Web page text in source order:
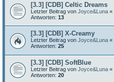
[3.3] [CDB] Celtic Dreams
Letzter Beitrag von Joyce&Luna «
Antworten: 13
[3.3] [CDB] X-Creamy
Letzter Beitrag von Joyce&Luna «
Antworten: 25
[3.3] [CDB] SoftBlue
Letzter Beitrag von Joyce&Luna «
Antworten: 20